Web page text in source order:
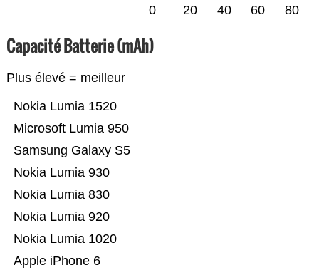
0 20 40 60 80
Capacité Batterie (mAh)
Plus élevé = meilleur
Apple iPhone 6
Nokia Lumia 1020
Nokia Lumia 920
Nokia Lumia 830
Nokia Lumia 930
Samsung Galaxy S5
Microsoft Lumia 950
Nokia Lumia 1520